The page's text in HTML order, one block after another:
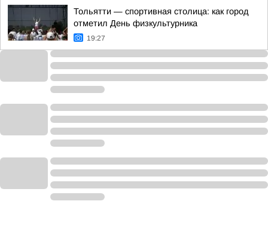
Тольятти — спортивная столица: как город
отметил День физкультурника
19:27